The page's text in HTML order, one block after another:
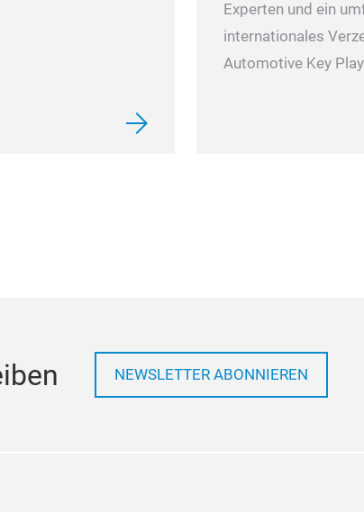
Experten und ein
internationales
Automotive Key
NEWSLETTER ABONNIEREN